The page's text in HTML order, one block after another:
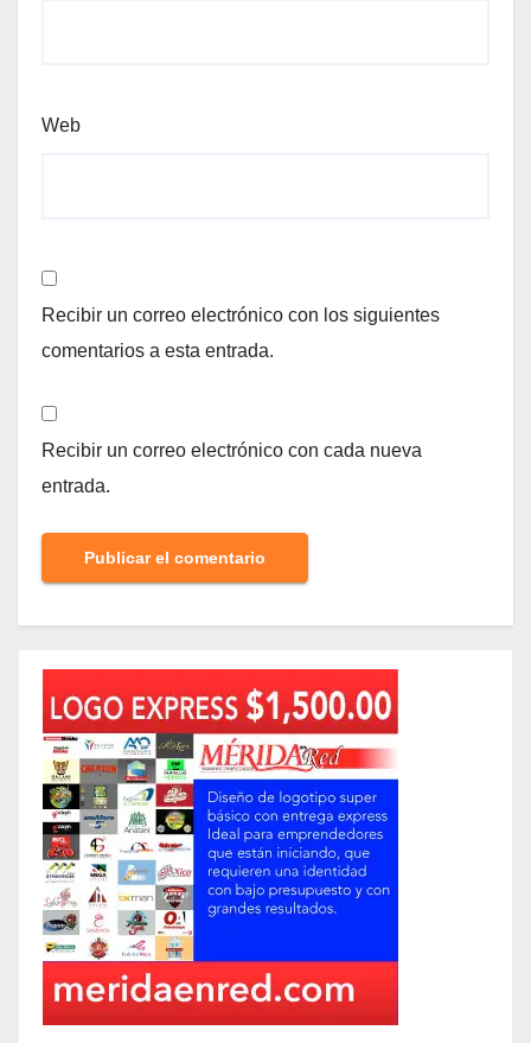
Web
Recibir un correo electrónico con los siguientes
comentarios a esta entrada.
Recibir un correo electrónico con cada nueva
entrada.